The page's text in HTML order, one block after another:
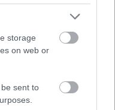
storage
on web or
sent to